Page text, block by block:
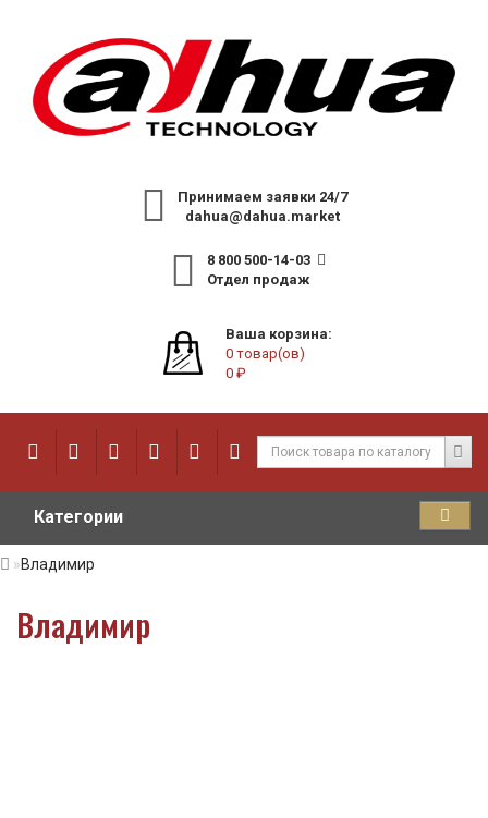
Принимаем заявки 24/7
dahua@dahua.market
8 800 500-14-03
Отдел продаж
Ваша корзина:
0 товар(ов)
0 ₽
Категории
Владимир
Владимир